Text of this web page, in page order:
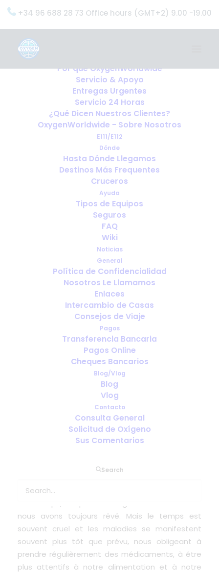
+34 96 688 28 73 Office hours (GMT+2) 9.00 -19.00
OxygenWorldwide (¿Qué Hacemos?)
Por qué OxygenWorldwide
Servicio & Apoyo
Entregas Urgentes
Servicio 24 Horas
¿Qué Dicen Nuestros Clientes?
OxygenWorldwide - Sobre Nosotros
E111/E112
Dónde
Hasta Dónde Llegamos
Destinos Más Frequentes
Cruceros
Ayuda
Tipos de Equipos
Seguros
FAQ
Wiki
Noticias
General
Política de Confidencialidad
Nosotros Le Llamamos
Enlaces
Intercambio de Casas
Consejos de Viaje
Pagos
Transferencia Bancaria
Pagos Online
Cheques Bancarios
Blog/Vlog
Blog
Vlog
Contacto
Consulta General
Solicitud de Oxígeno
Sus Comentarios
Search
Gérer ses médicaments en
voyage : Guide pratique
MAYO 15, 2025 | IN
Voyager est un plaisir, et beaucoup d’entre
mais avant que l’âge ne cause trop de ravages à
nous avons toujours rêvé. Mais le temps est
souvent cruel et les maladies se manifestent
souvent plus tôt que prévu, nous obligeant à
prendre régulièrement des médicaments, à être
plus attentifs à notre alimentation et à notre